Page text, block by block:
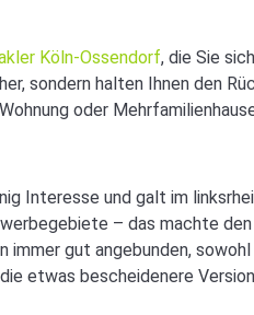
Köln-Ossendorf, die Sie
sondern halten Ihnen den
oder
Interesse und galt im
– das machte
gut angebunden,
etwas bescheidenere